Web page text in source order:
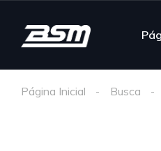
Página Inicial Busca